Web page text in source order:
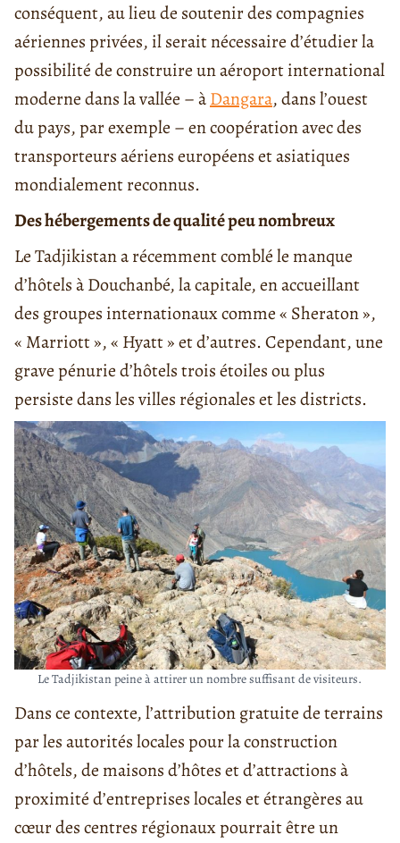
conséquent, au lieu de soutenir des compagnies
aériennes privées, il serait nécessaire d’étudier la
possibilité de construire un aéroport international
moderne dans la vallée – àDangara, dans l’ouest
du pays, par exemple – en coopération avec des
transporteurs aériens européens et asiatiques
mondialement reconnus.
Des hébergements de qualité peu nombreux
Le Tadjikistan a récemment comblé le manque
d’hôtels à Douchanbé, la capitale, en accueillant
des groupes internationaux comme « Sheraton »,
« Marriott », « Hyatt » et d’autres. Cependant, une
grave pénurie d’hôtels trois étoiles ou plus
persiste dans les villes régionales et les districts.
Le Tadjikistan peine à attirer un nombre suffisant de visiteurs.
Dans ce contexte, l’attribution gratuite de terrains
par les autorités locales pour la construction
d’hôtels, de maisons d’hôtes et d’attractions à
proximité d’entreprises locales et étrangères au
cœur des centres régionaux pourrait être un